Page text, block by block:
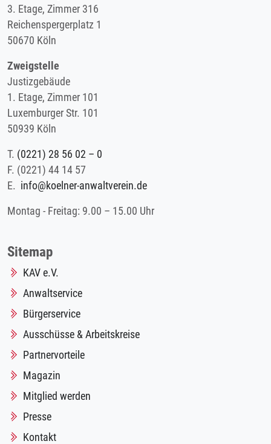
3. Etage, Zimmer 316
Reichenspergerplatz 1
50670 Köln
Zweigstelle
Justizgebäude
1. Etage, Zimmer 101
Luxemburger Str. 101
50939 Köln
T. (0221) 28 56 02 – 0
F. (0221) 44 14 57
E. info@koelner-anwaltverein.de
Montag - Freitag: 9.00 – 15.00 Uhr
Sitemap
KAV e.V.
Anwaltservice
Bürgerservice
Ausschüsse & Arbeitskreise
Partnervorteile
Magazin
Mitglied werden
Presse
Kontakt